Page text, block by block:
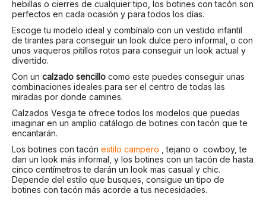
hebillas o cierres de cualquier tipo, los botines con tacón son
perfectos en cada ocasión y para todos los días.
Escoge tu modelo ideal y combínalo con un vestido infantil
de tirantes para conseguir un look dulce pero informal, o con
unos vaqueros pitillos rotos para conseguir un look actual y
divertido.
Con un calzado sencillo como este puedes conseguir unas
combinaciones ideales para ser el centro de todas las
miradas por donde camines.
Calzados Vesga te ofrece todos los modelos que puedas
imaginar en un amplio catálogo de botines con tacón que te
encantarán.
Los botines con tacón estilo campero , tejano o cowboy, te
dan un look más informal, y los botines con un tacón de hasta
cinco centímetros te darán un look mas casual y chic.
Depende del estilo que busques, consigue un tipo de
botines con tacón más acorde a tus necesidades.